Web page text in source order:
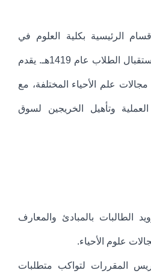
الرئيسية بكلية العلوم في
جامعة القصيم، حيث بدأ استقبال الطلاب عام 1419هـ. يقدم
علم الأحياء المختلفة، مع
وتأهيل الخريجين لسوق
الطالبات بالمبادئ والمعارف
علوم الأحياء.
المقررات لتواكب متطلبات